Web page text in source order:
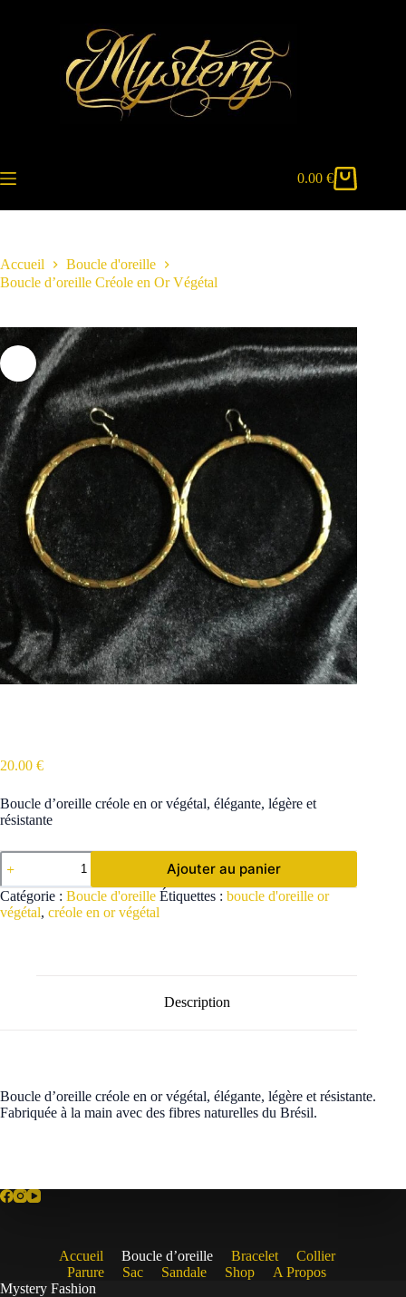
Panier
0.00€
Accueil
Boucle d'oreille
Boucle d’oreille Créole en Or Végétal
20.00 €
Boucle d’oreille créole en or végétal, élégante, légère et
résistante
quantité
de
Boucle
d'oreille
Créole
Ajouter au panier
Catégorie : Boucle d'oreille Étiquettes : boucle d'oreille or
végétal, créole en or végétal
Description
Boucle d’oreille créole en or végétal, élégante, légère et résistante.
Fabriquée à la main avec des fibres naturelles du Brésil.
Accueil Boucle d’oreille Bracelet
Collier
Parure
Sac Sandale Shop
A Propos
Mystery Fashion